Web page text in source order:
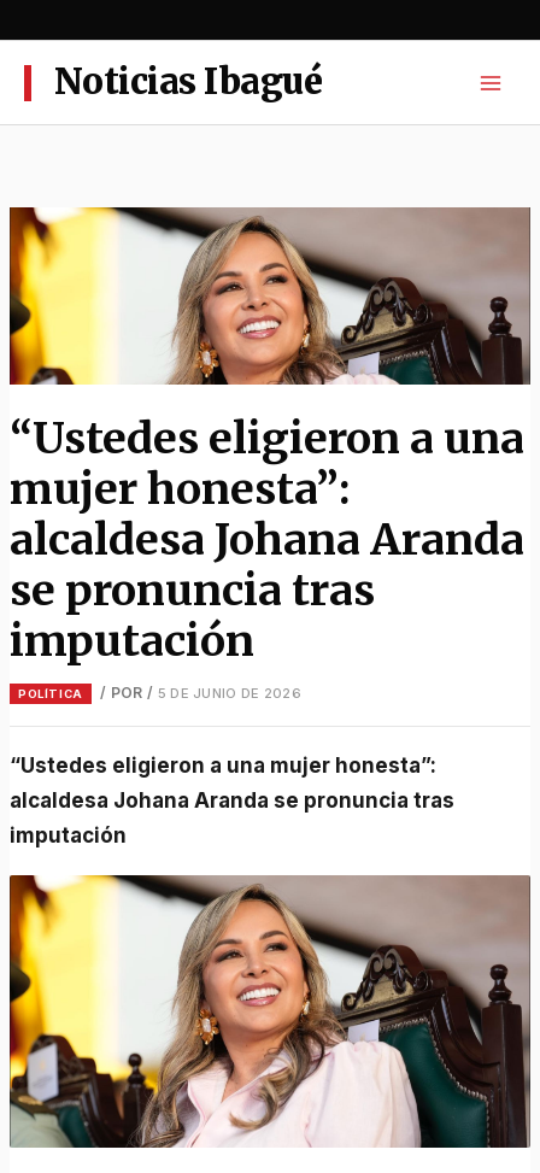
al
contenidoNoticias Ibagué
“Ustedes eligieron a una
mujer honesta”:
alcaldesa Johana Aranda
se pronuncia tras
imputación
POLÍTICA / POR / 5 DE JUNIO DE 2026
“Ustedes eligieron a una mujer honesta”:
alcaldesa Johana Aranda se pronuncia tras
imputación